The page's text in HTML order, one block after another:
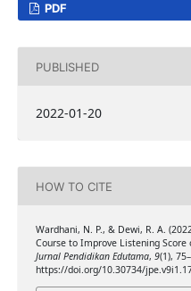
PDF
PUBLISHED
2022-01-20
HOW TO CITE
Wardhani, N. P., & Dewi, R. A.
Course to Improve Listening
Jurnal Pendidikan Edutama, 9(1),
https://doi.org/10.30734/